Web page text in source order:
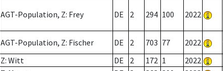
AGT-Population, Z: Frey DE 2 294 100 2022
AGT-Population, Z: Fischer DE 2 703 77 2022
Z: Witt DE 2 172 1 2022